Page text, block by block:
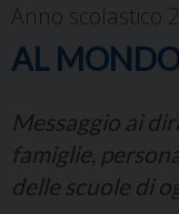
Anno scolastico
AL
Messaggio ai
famiglie,
delle scuole di